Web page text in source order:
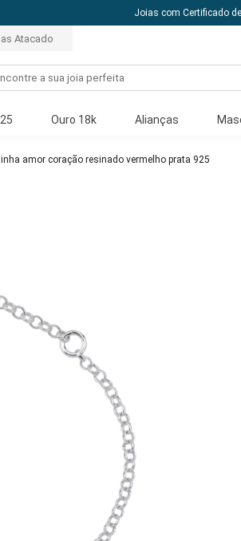
Joias com Certificado de Garantia
Atacado
Ouro 18k Alianças
amor coração resinado vermelho prata 925